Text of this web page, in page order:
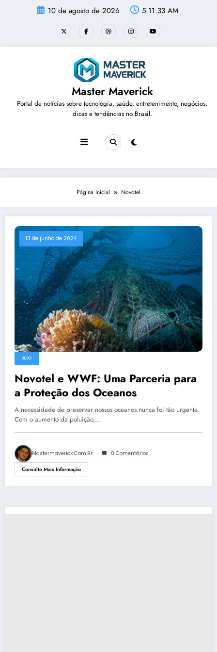
10 de agosto de 2026 5:11:33 AM
Master Maverick
Portal de notícias sobre tecnologia, saúde, entretenimento, negócios,
dicas e tendências no Brasil.
Página inicial Novotel
13 de junho de 2024
BLOG
Novotel e WWF: Uma Parceria para
a Proteção dos Oceanos
A necessidade de preservar nossos oceanos nunca foi tão urgente.
Com o aumento da poluição,…
Mastermaverick.com.br 0 Comentários
Consulte Mais Informação